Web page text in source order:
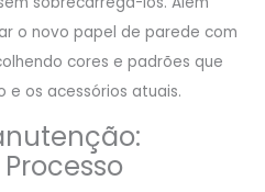
o novo papel de parede com
cores e padrões que
e os acessórios atuais.